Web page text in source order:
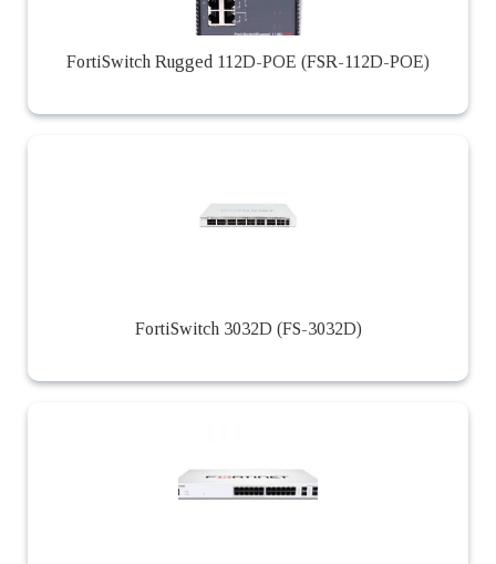
FortiSwitch Rugged 112D-POE (FSR-112D-POE)
FortiSwitch 3032D (FS-3032D)